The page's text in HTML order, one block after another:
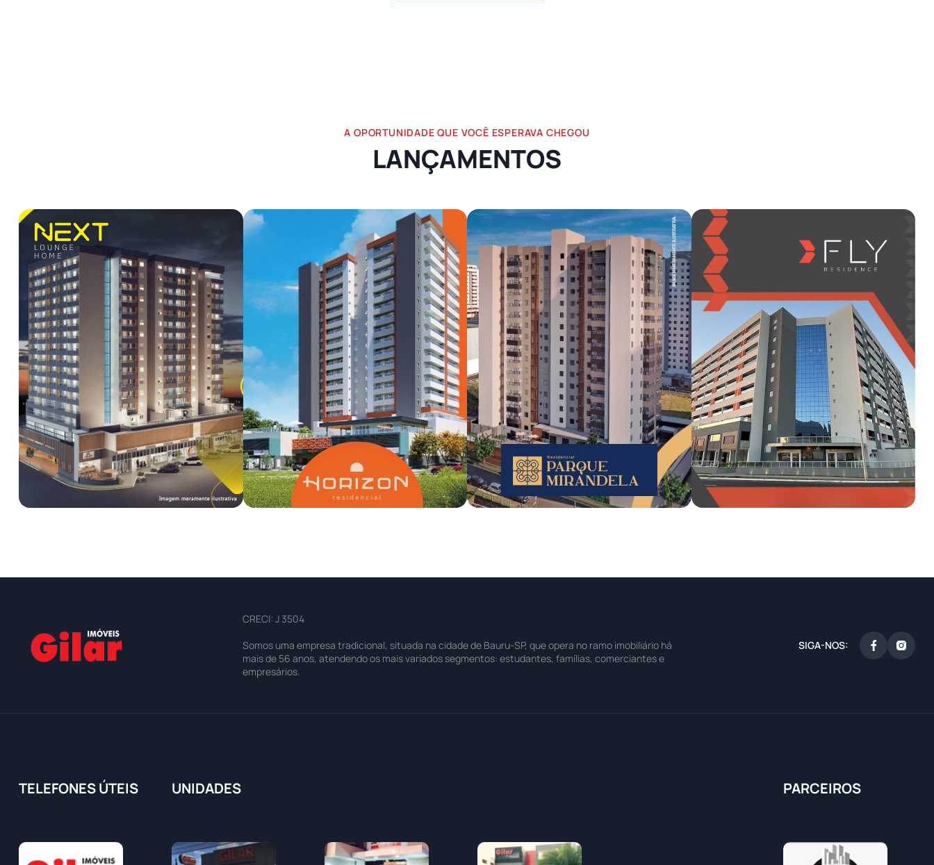
A OPORTUNIDADE QUE VOCÊ ESPERAVA CHEGOU
LANÇAMENTOS
CRECI: J 3504
Somos uma empresa tradicional, situada na cidade de Bauru-SP, que opera no ramo imobiliário há
mais de 56 anos, atendendo os mais variados segmentos: estudantes, famílias, comerciantes e
empresários.
SIGA-NOS:
TELEFONES ÚTEIS UNIDADES PARCEIROS